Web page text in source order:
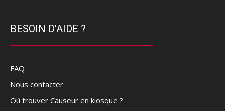
BESOIN D'AIDE ?
FAQ
Nous contacter
Où trouver Causeur en kiosque ?